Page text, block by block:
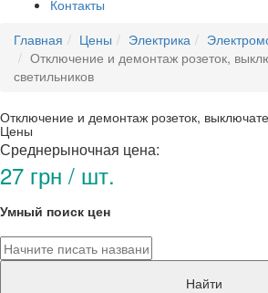
Контакты
Главная
Цены Электрика
Отключение и демонтаж розеток,
светильников
Отключение и демонтаж розеток,
Цены
Среднерыночная цена:
27 грн / шт.
Умный поиск цен
Найти